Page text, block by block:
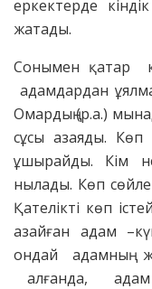
еркектерде
жатады.
Сонымен қатар
адамдардан
Омардың (р.а.)
сұсы азаяды. Көп
ұшырайды. Кім
нылады. Көп
Қателікті көп
азайған адам
ондай адамның
алғанда,